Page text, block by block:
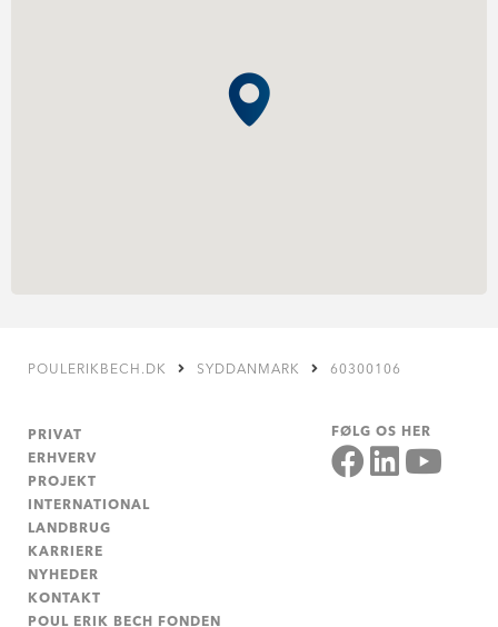
POULERIKBECH.DK SYDDANMARK 60300106
PRIVAT
ERHVERV
PROJEKT
INTERNATIONAL
LANDBRUG
KARRIERE
NYHEDER
KONTAKT
POUL ERIK BECH FONDEN
FØLG OS HER